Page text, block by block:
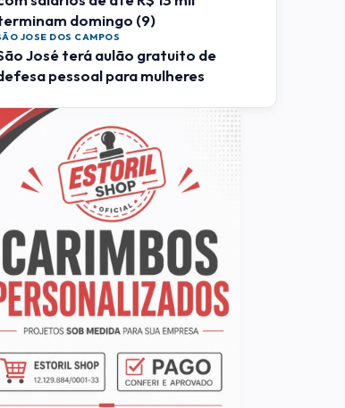
domingo (9)
JOSE DOS CAMPOS
José terá aulão gratuito de
pessoal para mulheres